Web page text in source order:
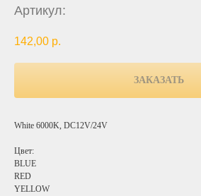
Артикул:
142,00 р.
ЗАКАЗАТЬ
White 6000K, DC12V/24V
Цвет:
BLUE
RED
YELLOW